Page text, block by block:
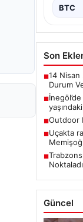
BTC
Son
■14 Nisan
Durum
■
■Outdoor
■Uçakta
■
Noktaladı
Güncel